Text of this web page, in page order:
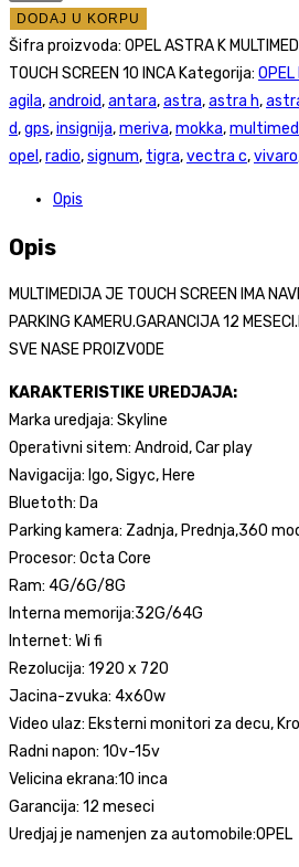
ASTRA
K
MULTIMEDIJA
ANDROID,CAR
PLAY
NAVIGACIJA
SCREEN
10
INCA
količina
DODAJ U KORPU
Šifra proizvoda: OPEL ASTRA K
TOUCH SCREEN 10 INCA Kategorija: OPEL
agila,android,antara,astra,astra h,
d,gps,insignija,meriva,mokka,
opel ,radio,signum, tigra,vectra c,vivaro
Opis
Opis
MULTIMEDIJA JE TOUCH SCREEN IMA
PARKING KAMERU.GARANCIJA 12
SVE NASE PROIZVODE
KARAKTERISTIKE UREDJAJA:
Marka uredjaja: Skyline
Operativni sitem: Android, Car play
Navigacija: Igo, Sigyc, Here
Bluetoth: Da
Parking kamera: Zadnja, Prednja,360
Procesor: Octa Core
Ram: 4G/6G/8G
Interna memorija:32G/64G
Internet: Wi fi
Rezolucija: 1920 x 720
Jacina-zvuka: 4x60w
Video ulaz: Eksterni monitori za decu,
Radni napon: 10v-15v
Velicina ekrana:10 inca
Garancija: 12 meseci
Uredjaj je namenjen za automobile:OPEL